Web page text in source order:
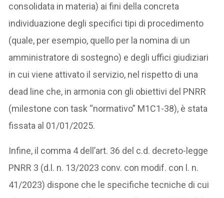
consolidata in materia) ai fini della concreta
individuazione degli specifici tipi di procedimento
(quale, per esempio, quello per la nomina di un
amministratore di sostegno) e degli uffici giudiziari
in cui viene attivato il servizio, nel rispetto di una
dead line che, in armonia con gli obiettivi del PNRR
(milestone con task “normativo” M1C1-38), è stata
fissata al 01/01/2025.
Infine, il comma 4 dell’art. 36 del c.d. decreto-legge
PNRR 3 (d.l. n. 13/2023 conv. con modif. con l. n.
41/2023) dispone che le specifiche tecniche di cui